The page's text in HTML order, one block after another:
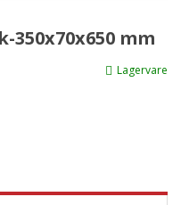
350x70x650 mm
Lagervare